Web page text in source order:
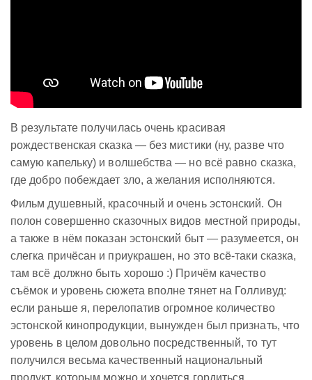
В результате получилась очень красивая
рождественская сказка — без мистики (ну, разве что
самую капельку) и волшебства — но всё равно сказка,
где добро побеждает зло, а желания исполняются.
Фильм душевный, красочный и очень эстонский. Он
полон совершенно сказочных видов местной природы,
а также в нём показан эстонский быт — разумеется, он
слегка причёсан и приукрашен, но это всё-таки сказка,
там всё должно быть хорошо :) Причём качество
съёмок и уровень сюжета вполне тянет на Голливуд:
если раньше я, перелопатив огромное количество
эстонской кинопродукции, вынужден был признать, что
уровень в целом довольно посредственный, то тут
получился весьма качественный национальный